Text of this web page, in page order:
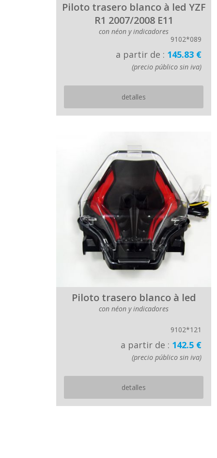
Piloto trasero blanco à led YZF
R1 2007/2008 E11
con néon y indicadores
9102*089
a partir de : 145.83 €
(precio público sin iva)
detalles
Piloto trasero blanco à led
con néon y indicadores
9102*121
a partir de : 142.5 €
(precio público sin iva)
detalles